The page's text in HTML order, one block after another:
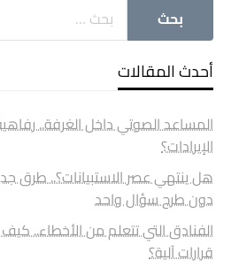
أحدث المقالات
المساعد الصوتي داخل الغرفة..
الإيرادات؟
هل ينتهي عصر الاستبيانات؟.. طرق
دون طرح سؤال واحد
الفنادق التي تتعلم من الأخطاء..
قرارات آلية؟